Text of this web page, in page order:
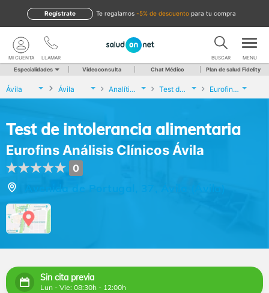
te regalamos -5% de descuento para tu compra
Regístrate
LLAMAR
MI CUENTA BUSCAR MENU
Especialidades Videoconsulta Chat Médico Plan de salud Fidelity
Ávila Ávila Analíticas y Genética Test de intolerancia alimentaria Eurofins Análisis Clínicos Ávila
Test de intolerancia alimentaria
Eurofins Análisis Clínicos Ávila
0
Avenida de Portugal, 37, Ávila (Ávila)
Sin cita previa
Lun - Vie: 08:30h - 12:00h